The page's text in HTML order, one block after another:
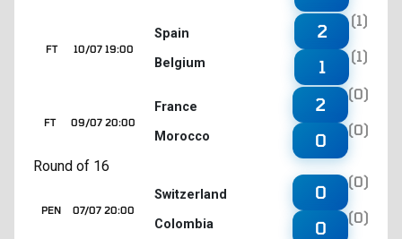
10/07 19:00
FT
Spain
Belgium
2
(1)
1
(1)
09/07 20:00
FT
France
Morocco
2
(0)
0
(0)
Round of 16
07/07 20:00
PEN
Switzerland
Colombia
0
(0)
0
(0)